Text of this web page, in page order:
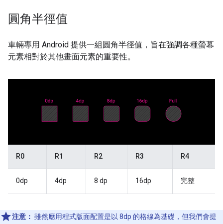
圓角半徑值
車輛專用 Android 提供一組圓角半徑值，旨在強調各種螢幕
元素相對於其他畫面元素的重要性。
R0 R1 R2 R3 R4
0dp 4dp 8 dp 16dp 完整
注意： 雖然應用程式版面配置是以 8dp 的格線為基礎，但我們會提